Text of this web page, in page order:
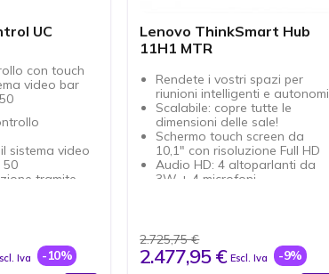
visualizzare i dati ambientali
(a seconda della versione).
UC
con touch
video bar
sistema video
50
tramite
con un
Iva -10%
Lenovo ThinkSmart Hub
11H1 MTR
Rendete i vostri spazi per
riunioni intelligenti e autonomi
Scalabile: copre tutte le
dimensioni delle sale!
Schermo touch screen da
10,1" con risoluzione Full HD
Audio HD: 4 altoparlanti da
3W + 4 microfoni
Soluzione dedicata e
certificata Microsoft Teams
2.725,75 €
2.477,95 € Escl. Iva -9%